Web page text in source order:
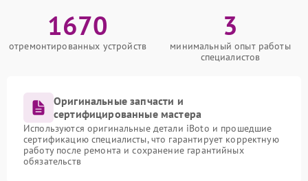
1670
отремонтированных устройств
3
минимальный опыт работы
специалистов
Оригинальные запчасти и
сертифицированные мастера
Используются оригинальные детали iBoto и прошедшие
сертификацию специалисты, что гарантирует корректную
работу после ремонта и сохранение гарантийных
обязательств